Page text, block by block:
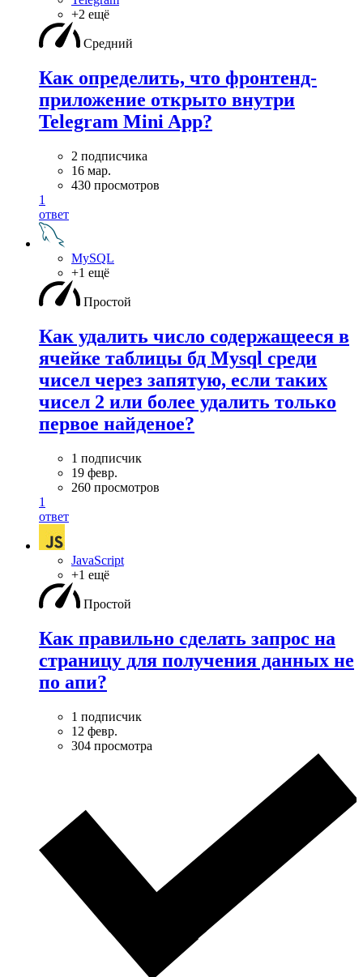
+2 ещё
Средний
Как определить, что фронтенд-
приложение открыто внутри
Telegram Mini App?
2 подписчика
16 мар.
430 просмотров
1
ответ
MySQL
+1 ещё
Простой
Как удалить число содержащееся в
ячейке таблицы бд Mysql среди
чисел через запятую, если таких
чисел 2 или более удалить только
первое найденое?
1 подписчик
19 февр.
260 просмотров
1
ответ
JavaScript
+1 ещё
Простой
Как правильно сделать запрос на
страницу для получения данных не
по апи?
1 подписчик
12 февр.
304 просмотра